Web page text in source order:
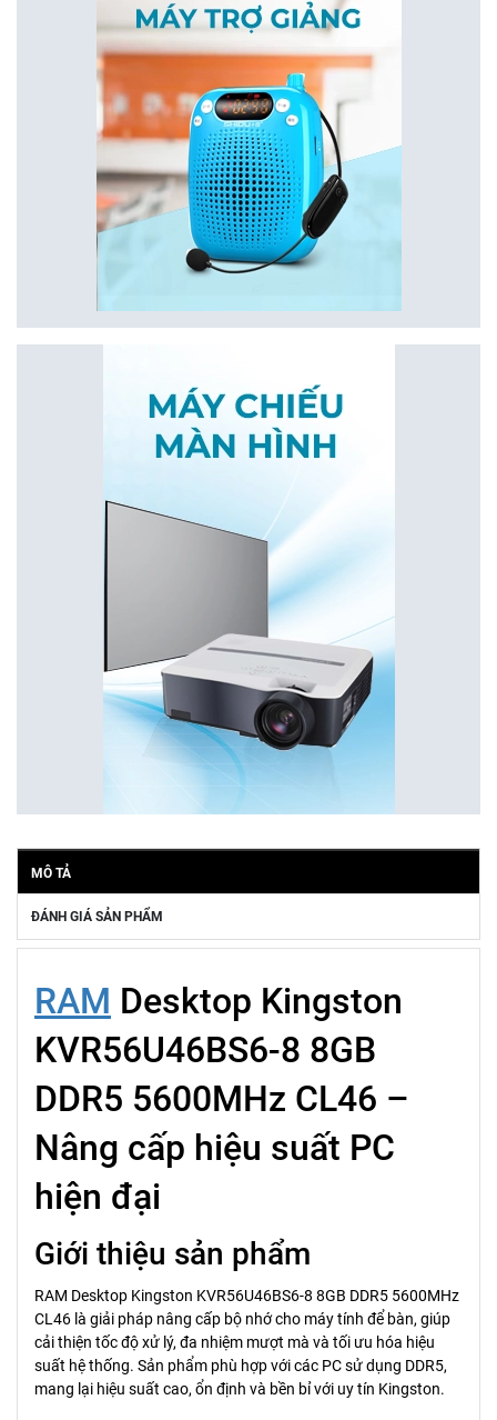
MÔ TẢ
ĐÁNH GIÁ SẢN PHẨM
RAM Desktop Kingston
KVR56U46BS6-8 8GB
DDR5 5600MHz CL46 –
Nâng cấp hiệu suất PC
hiện đại
Giới thiệu sản phẩm
RAM Desktop Kingston KVR56U46BS6-8 8GB DDR5 5600MHz
CL46 là giải pháp nâng cấp bộ nhớ cho máy tính để bàn, giúp
cải thiện tốc độ xử lý, đa nhiệm mượt mà và tối ưu hóa hiệu
suất hệ thống. Sản phẩm phù hợp với các PC sử dụng DDR5,
mang lại hiệu suất cao, ổn định và bền bỉ với uy tín Kingston.